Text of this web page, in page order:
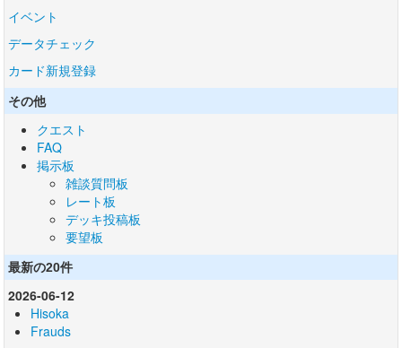
イベント
データチェック
カード新規登録
その他
クエスト
FAQ
掲示板
雑談質問板
レート板
デッキ投稿板
要望板
最新の20件
2026-06-12
Hisoka
Frauds